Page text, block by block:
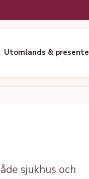
Utomlands &
sjukhus och